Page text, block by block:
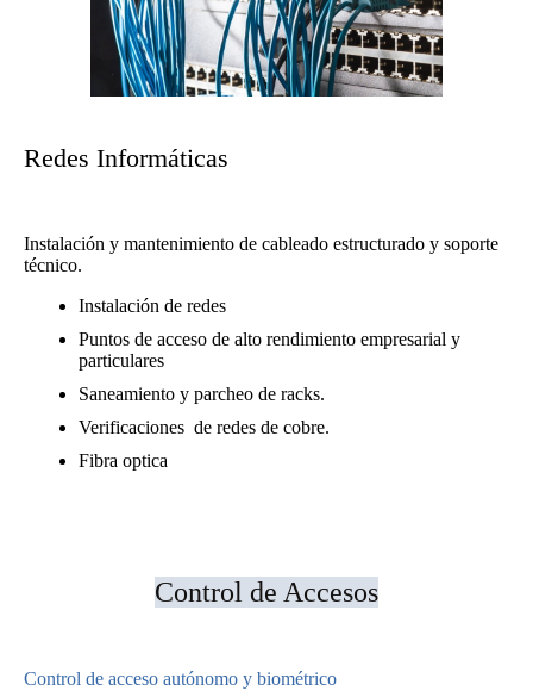
Redes Informáticas
Instalación y mantenimiento de cableado estructurado y soporte
técnico.
Instalación de redes
Puntos de acceso de alto rendimiento empresarial y
particulares
Saneamiento y parcheo de racks.
Verificaciones de redes de cobre.
Fibra optica
Control de Accesos
Control de acceso autónomo y biométrico